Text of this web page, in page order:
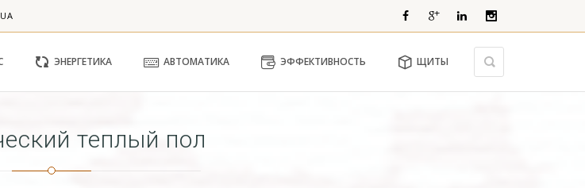
ЭНЕРГЕТИКА АВТОМАТИКА ЭФФЕКТИВНОСТЬ ЩИТЫ
теплый пол